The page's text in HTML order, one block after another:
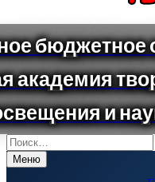
Поиск
по:Меню